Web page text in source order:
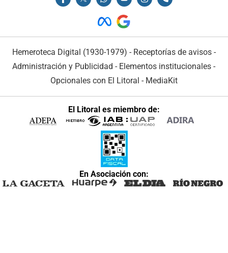
Hemeroteca Digital (1930-1979) - Receptorías de avisos -
Administración y Publicidad - Elementos institucionales -
Opcionales con El Litoral - MediaKit
El Litoral es miembro de:
En Asociación con: